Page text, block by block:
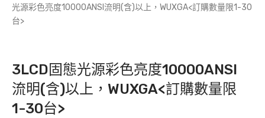
光源彩色亮度10000ANSI流明(含)以上，WUXGA<訂購數量限1-30
台>
3LCD固態光源彩色亮度10000ANSI
流明(含)以上，WUXGA<訂購數量限
1-30台>